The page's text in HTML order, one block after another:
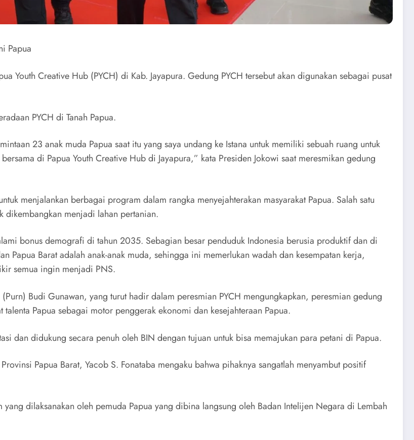
Papua
Youth Creative Hub (PYCH) di Kab. Jayapura. Gedung PYCH tersebut akan digunakan sebagai pusat
PYCH di Tanah Papua.
23 anak muda Papua saat itu yang saya undang ke Istana untuk memiliki sebuah ruang untuk
di Papua Youth Creative Hub di Jayapura,” kata Presiden Jokowi saat meresmikan gedung
menjalankan berbagai program dalam rangka menyejahterakan masyarakat Papua. Salah satu
dikembangkan menjadi lahan pertanian.
bonus demografi di tahun 2035. Sebagian besar penduduk Indonesia berusia produktif dan di
Papua Barat adalah anak-anak muda, sehingga ini memerlukan wadah dan kesempatan kerja,
semua ingin menjadi PNS.
Budi Gunawan, yang turut hadir dalam peresmian PYCH mengungkapkan, peresmian gedung
Papua sebagai motor penggerak ekonomi dan kesejahteraan Papua.
dan didukung secara penuh oleh BIN dengan tujuan untuk bisa memajukan para petani di Papua.
Papua Barat, Yacob S. Fonataba mengaku bahwa pihaknya sangatlah menyambut positif
dilaksanakan oleh pemuda Papua yang dibina langsung oleh Badan Intelijen Negara di Lembah